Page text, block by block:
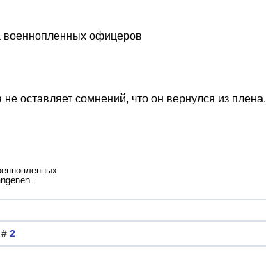
военнопленных офицеров
оставляет сомнений, что он вернулся из плена.
2